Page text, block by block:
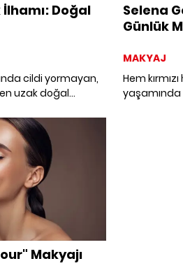
Doğal
cildi yormayan,
uzak doğal
Selena
Günlük
MAKYAJ
Hem
Makyajı